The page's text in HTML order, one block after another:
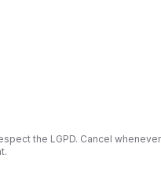
the LGPD. Cancel whenever